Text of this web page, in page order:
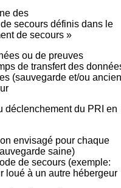
des
secours définis dans le
de secours »
ou de preuves
de transfert des
(sauvegarde et/ou ancien
déclenchement du PRI en
envisagé pour chaque
saine)
de secours (exemple:
loué à un autre hébergeur